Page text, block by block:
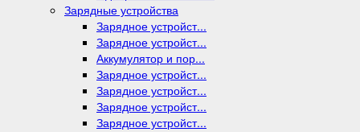
Зарядные устройства
Зарядное устройст...
Зарядное устройст...
Аккумулятор и пор...
Зарядное устройст...
Зарядное устройст...
Зарядное устройст...
Зарядное устройст...